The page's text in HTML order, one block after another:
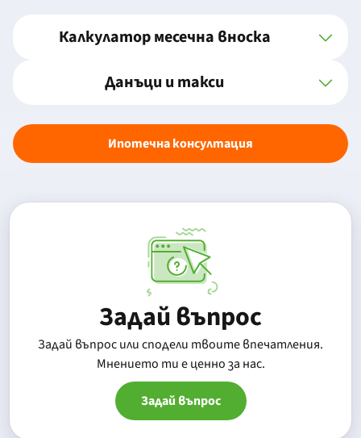
Калкулатор месечна вноска
Данъци и такси
Ипотечна консултация
Задай въпрос
Задай въпрос или сподели твоите впечатления.
Mнението ти е ценно за нас.
Задай въпрос